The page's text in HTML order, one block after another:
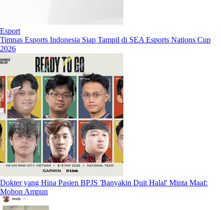
Esport
Timnas Esports Indonesia Siap Tampil di SEA Esports Nations Cup
2026
Dokter yang Hina Pasien BPJS 'Banyakin Duit Halal' Minta Maaf:
Mohon Ampun